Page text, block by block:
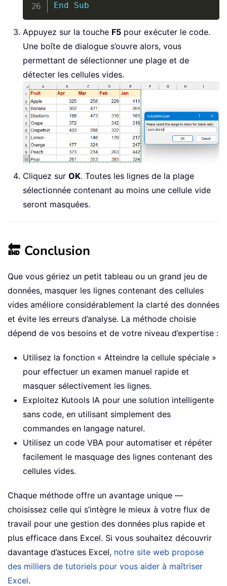
End
Sub
Appuyez sur la touche F5 pour exécuter le code.
Une boîte de dialogue s’ouvre alors, vous
permettant de sélectionner une plage et de
détecter les cellules vides.
Cliquez sur OK. Toutes les lignes de la plage
sélectionnée contenant au moins une cellule vide
seront masquées.
🔚 Conclusion
Que vous gériez un petit tableau ou un grand jeu de
données, masquer les lignes contenant des cellules
vides améliore considérablement la clarté des données
et évite les erreurs d’analyse. La méthode choisie
dépend de vos besoins et de votre niveau d’expertise :
Utilisez la fonction « Atteindre la cellule spéciale »
pour effectuer un examen manuel rapide et
masquer sélectivement les lignes.
Exploitez Kutools IA pour une solution intelligente
sans code, en utilisant simplement des
commandes en langage naturel.
Utilisez un code VBA pour automatiser et répéter
facilement le masquage des lignes contenant des
cellules vides.
Chaque méthode offre un avantage unique —
choisissez celle qui s’intègre le mieux à votre flux de
travail pour une gestion des données plus rapide et
plus efficace dans Excel. Si vous souhaitez découvrir
davantage d’astuces Excel, notre site web propose
des milliers de tutoriels pour vous aider à maîtriser
Excel.